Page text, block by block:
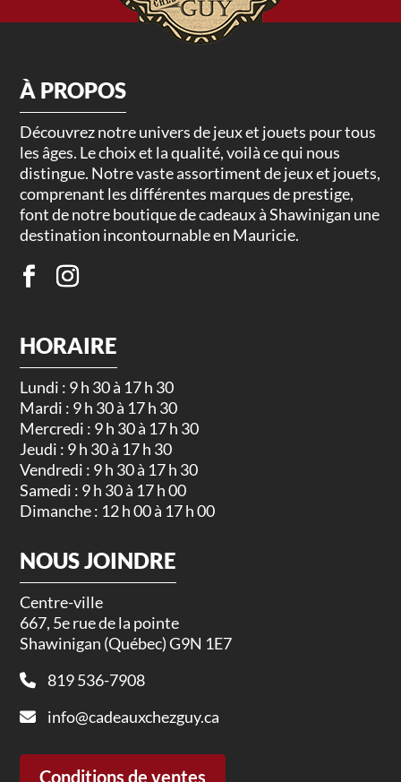
À PROPOS
Découvrez notre univers de jeux et jouets pour tous
les âges. Le choix et la qualité, voilà ce qui nous
distingue. Notre vaste assortiment de jeux et jouets,
comprenant les différentes marques de prestige,
font de notre boutique de cadeaux à Shawinigan une
destination incontournable en Mauricie.
HORAIRE
Lundi : 9 h 30 à 17 h 30
Mardi : 9 h 30 à 17 h 30
Mercredi : 9 h 30 à 17 h 30
Jeudi : 9 h 30 à 17 h 30
Vendredi : 9 h 30 à 17 h 30
Samedi : 9 h 30 à 17 h 00
Dimanche : 12 h 00 à 17 h 00
NOUS JOINDRE
Centre-ville
667, 5e rue de la pointe
Shawinigan (Québec) G9N 1E7
819 536-7908
info@cadeauxchezguy.ca
Conditions de ventes